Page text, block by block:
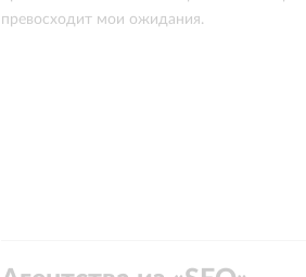
превосходит мои ожидания.